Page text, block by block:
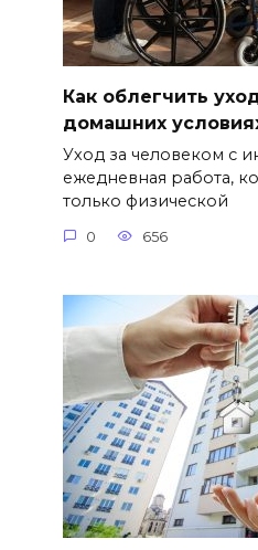
Как облегчить
домашних
Уход за человеком с
ежедневная работа,
только физической
0 656